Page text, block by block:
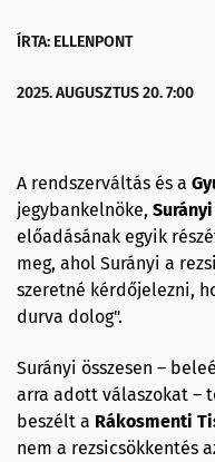
ÍRTA: ELLENPONT
2025. AUGUSZTUS 20. 7:00
A rendszerváltás és a
jegybankelnöke,
előadásának egyik
meg, ahol Surányi a
szeretné kérdőjelezni,
durva dolog".
Surányi összesen –
arra adott válaszokat –
beszélt a Rákosmenti
nem a rezsicsökkentés